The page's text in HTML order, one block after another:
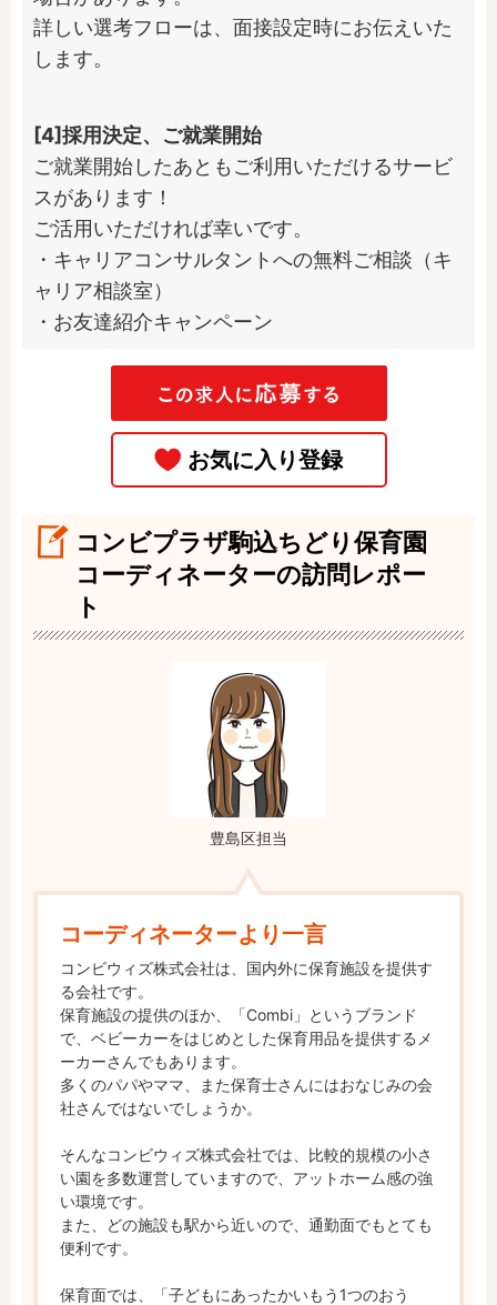
詳しい選考フローは、面接設定時にお伝えいた
します。
[4]採用決定、ご就業開始
ご就業開始したあともご利用いただけるサービ
スがあります！
ご活用いただければ幸いです。
・キャリアコンサルタントへの無料ご相談（キ
ャリア相談室）
・お友達紹介キャンペーン
コンビプラザ駒込ちどり保育園
コーディネーターの訪問レポー
ト
豊島区担当
コーディネーターより一言
コンビウィズ株式会社は、国内外に保育施設を提供す
る会社です。
保育施設の提供のほか、「Combi」というブランド
で、ベビーカーをはじめとした保育用品を提供するメ
ーカーさんでもあります。
多くのパパやママ、また保育士さんにはおなじみの会
社さんではないでしょうか。
そんなコンビウィズ株式会社では、比較的規模の小さ
い園を多数運営していますので、アットホーム感の強
い環境です。
また、どの施設も駅から近いので、通勤面でもとても
便利です。
保育面では、「子どもにあったかいもう1つのおう